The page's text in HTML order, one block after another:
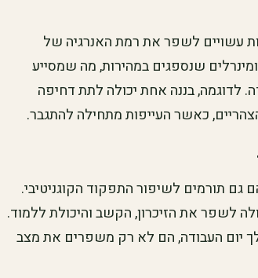
עשויים לשפר את רמת האנרגיה של
שנספגים במהירות, מה שמסייע
לדוגמה, בננה אחת יכולה לתת דחיפה
כאשר העייפות מתחילה להתגבר.
תורמים לשיפור התפקוד הקוגניטיבי.
לשפר את הזיכרון, הקשב והיכולת ללמוד.
יום העבודה, הם לא רק משפרים את מצב